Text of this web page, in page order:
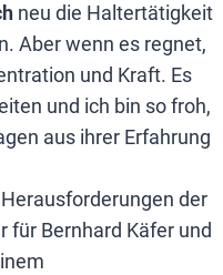
neu die Haltertätigkeit
Aber wenn es regnet,
und Kraft. Es
und ich bin so froh,
aus ihrer Erfahrung
der
Bernhard Käfer und